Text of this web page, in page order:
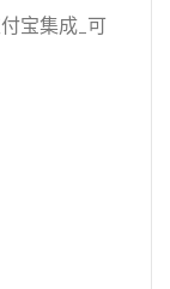
宝集成_可